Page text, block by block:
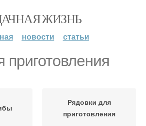
ЖИЗНЬ
новости статьи
приготовления
Рядовки для
приготовления